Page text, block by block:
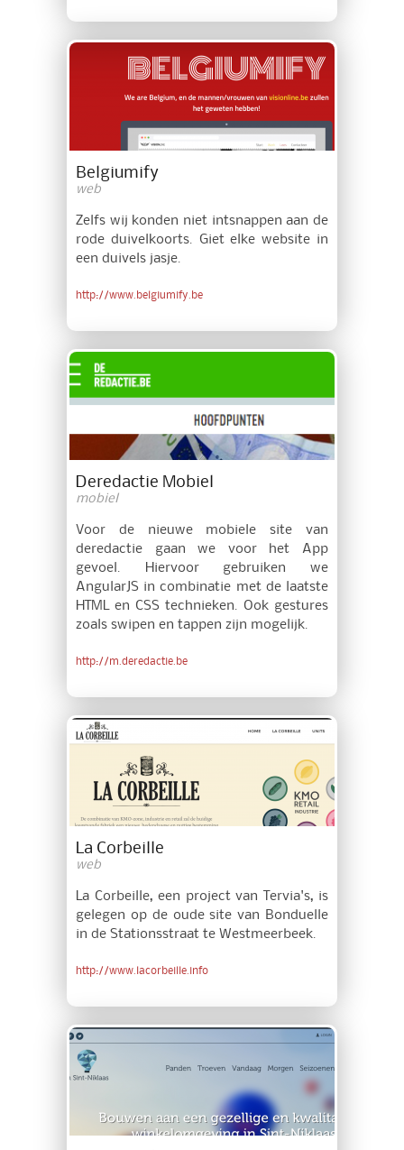
Belgiumify
web
Zelfs wij konden niet intsnappen aan de
rode duivelkoorts. Giet elke website in
een duivels jasje.
http://www.belgiumify.be
Deredactie Mobiel
mobiel
Voor de nieuwe mobiele site van
deredactie gaan we voor het App
gevoel. Hiervoor gebruiken we
AngularJS in combinatie met de laatste
HTML en CSS technieken. Ook gestures
zoals swipen en tappen zijn mogelijk.
http://m.deredactie.be
La Corbeille
web
La Corbeille, een project van Tervia's, is
gelegen op de oude site van Bonduelle
in de Stationsstraat te Westmeerbeek.
http://www.lacorbeille.info